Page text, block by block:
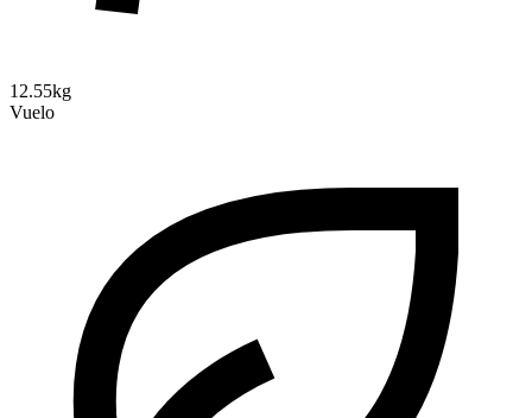
12.55kg
Vuelo